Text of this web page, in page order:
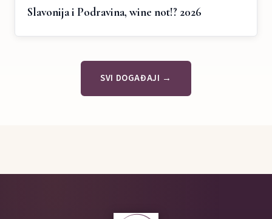
Slavonija i Podravina, wine not!? 2026
SVI DOGAĐAJI →